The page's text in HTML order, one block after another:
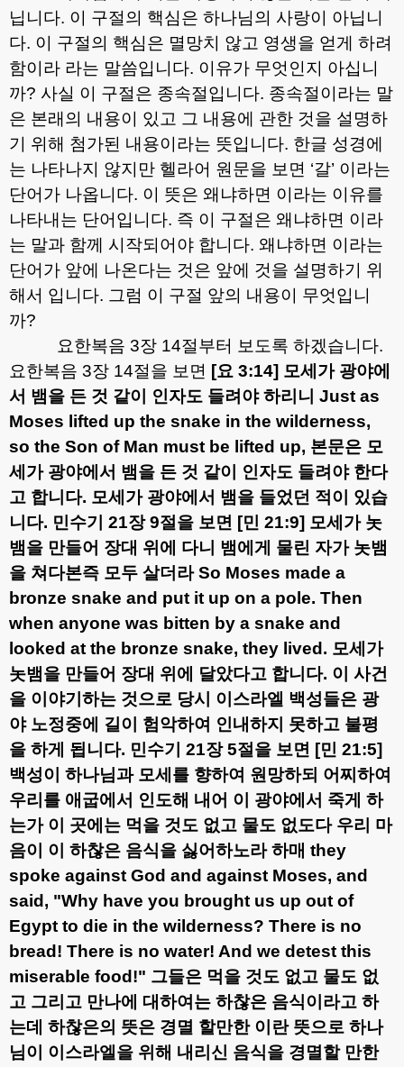
닙니다. 이 구절의 핵심은 하나님의 사랑이 아닙니
다. 이 구절의 핵심은 멸망치 않고 영생을 얻게 하려
함이라 라는 말씀입니다. 이유가 무엇인지 아십니
까? 사실 이 구절은 종속절입니다. 종속절이라는 말
은 본래의 내용이 있고 그 내용에 관한 것을 설명하
기 위해 첨가된 내용이라는 뜻입니다. 한글 성경에
는 나타나지 않지만 헬라어 원문을 보면 ‘갈’ 이라는
단어가 나옵니다. 이 뜻은 왜냐하면 이라는 이유를
나타내는 단어입니다. 즉 이 구절은 왜냐하면 이라
는 말과 함께 시작되어야 합니다. 왜냐하면 이라는
단어가 앞에 나온다는 것은 앞에 것을 설명하기 위
해서 입니다. 그럼 이 구절 앞의 내용이 무엇입니
까?
요한복음3장 14절부터 보도록 하겠습니다.
요한복음 3장 14절을 보면 [요 3:14] 모세가 광야에
서 뱀을 든 것 같이 인자도 들려야 하리니 Just as
Moses lifted up the snake in the wilderness,
so the Son of Man must be lifted up, 본문은 모
세가 광야에서 뱀을 든 것 같이 인자도 들려야 한다
고 합니다. 모세가 광야에서 뱀을 들었던 적이 있습
니다. 민수기 21장9절을 보면 [민 21:9] 모세가 놋
뱀을 만들어 장대 위에 다니 뱀에게 물린 자가 놋뱀
을 쳐다본즉 모두 살더라So Moses made a
bronze snake and put it up on a pole. Then
when anyone was bitten by a snake and
looked at the bronze snake, they lived. 모세가
놋뱀을 만들어 장대 위에 달았다고 합니다. 이 사건
을 이야기하는 것으로 당시 이스라엘 백성들은 광
야 노정중에 길이 험악하여 인내하지 못하고 불평
을 하게 됩니다. 민수기 21장5절을 보면 [민 21:5]
백성이 하나님과 모세를 향하여 원망하되 어찌하여
우리를 애굽에서 인도해 내어 이 광야에서 죽게 하
는가 이 곳에는 먹을 것도 없고 물도 없도다 우리 마
음이 이 하찮은 음식을 싫어하노라 하매 they
spoke against God and against Moses, and
said, "Why have you brought us up out of
Egypt to die in the wilderness? There is no
bread! There is no water! And we detest this
miserable food!" 그들은 먹을 것도 없고 물도 없
고 그리고 만나에 대하여는 하찮은 음식이라고 하
는데 하찮은의 뜻은 경멸 할만한 이란 뜻으로 하나
님이 이스라엘을 위해 내리신 음식을 경멸할 만한